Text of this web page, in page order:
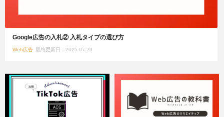
Google広告の入札② 入札タイプの選び方
Web広告 最終更新日：2025.07.29